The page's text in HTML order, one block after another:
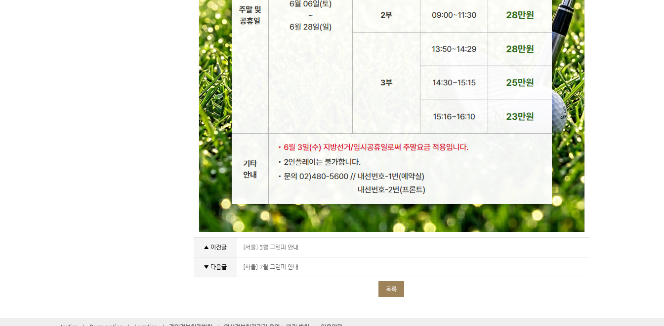
▲ 이전글 [서울] 5월 그린피 안내
▼ 다음글 [서울] 7월 그린피 안내
목록